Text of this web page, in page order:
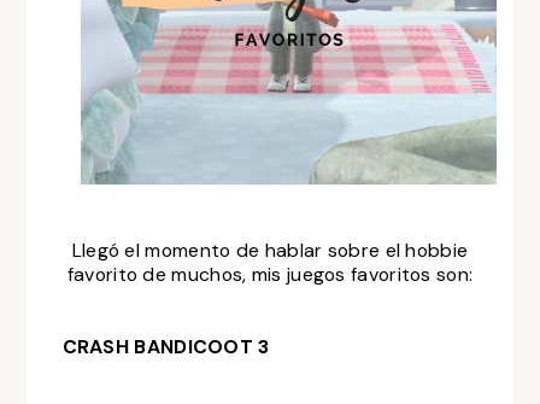
Llegó el momento de hablar sobre el hobbie
favorito de muchos, mis juegos favoritos son:
CRASH BANDICOOT 3